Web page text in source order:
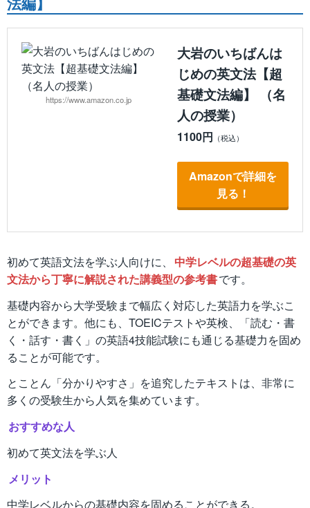
https://www.amazon.co.jp
大岩のいちばんは
じめの英文法【超
基礎文法編】 （名
人の授業）
1100円
Amazonで詳細を
見る！
初めて英語文法を学ぶ人向けに、
中学レベルの超基礎の英
文法から丁寧に解説された講義型の参考書です。
基礎内容から大学受験まで幅広く対応した英語力を学ぶこ
とができます。他にも、TOEICテストや英検、「読む・書
く・話す・書く」の英語4技能試験にも通じる基礎力を固め
ることが可能です。
とことん「分かりやすさ」を追究したテキストは、非常に
多くの受験生から人気を集めています。
おすすめな人
初めて英文法を学ぶ人
メリット
中学レベルからの基礎内容を固めることができる。